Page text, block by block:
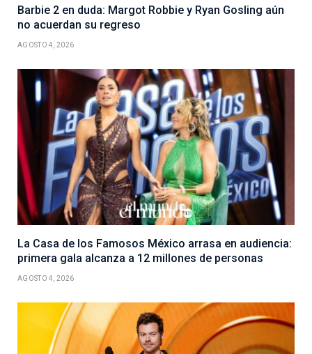
Barbie 2 en duda: Margot Robbie y Ryan Gosling aún
no acuerdan su regreso
AGOSTO 4, 2026
La Casa de los Famosos México arrasa en audiencia:
primera gala alcanza a 12 millones de personas
AGOSTO 4, 2026